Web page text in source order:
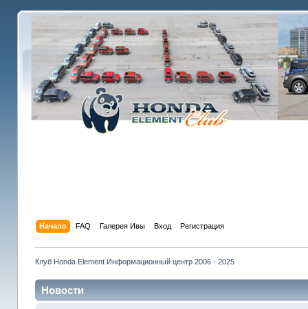
Начало FAQ Галерея Ивы Вход Регистрация
Клуб Honda Element Информационный центр 2006 - 2025
Новости